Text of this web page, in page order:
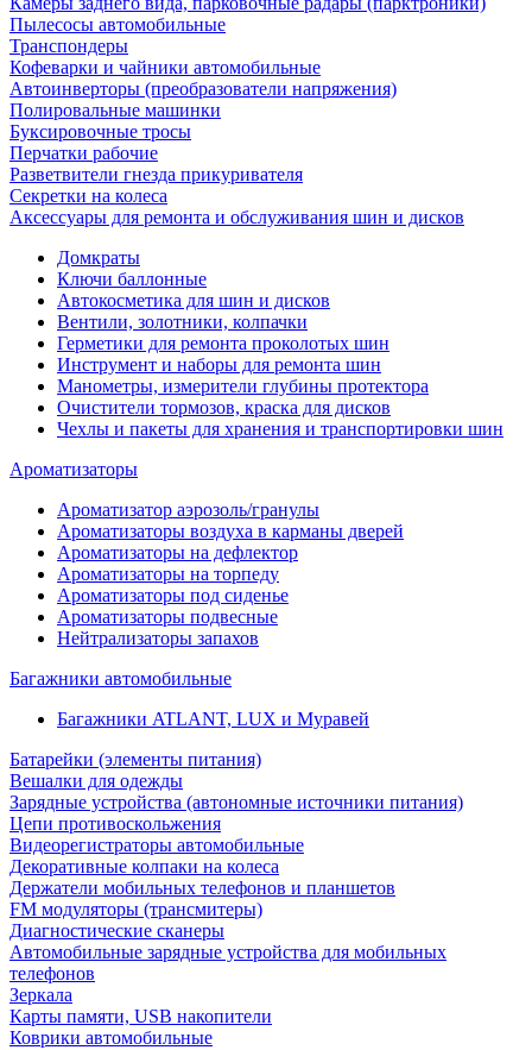
Пылесосы автомобильные
Транспондеры
Кофеварки и чайники автомобильные
Автоинверторы (преобразователи напряжения)
Полировальные машинки
Буксировочные тросы
Перчатки рабочие
Разветвители гнезда прикуривателя
Секретки на колеса
Аксессуары для ремонта и обслуживания ‎шин и дисков
Домкраты
Ключи баллонные
Автокосметика для шин и дисков
Вентили, золотники, колпачки
Герметики для ремонта проколотых шин
Инструмент и наборы для ремонта шин
Манометры, измерители глубины протектора
Очистители тормозов, краска для дисков
Чехлы и пакеты для хранения и транспортировки шин
Ароматизаторы
Ароматизатор аэрозоль/гранулы
Ароматизаторы воздуха в карманы дверей
Ароматизаторы на дефлектор
Ароматизаторы на торпеду
Ароматизаторы под сиденье
Ароматизаторы подвесные
Нейтрализаторы запахов
Багажники автомобильные
Багажники ATLANT, LUX и Муравей
Батарейки (элементы питания)
Вешалки для одежды
Зарядные устройства (автономные источники питания)
Цепи противоскольжения
Видеорегистраторы автомобильные
Декоративные колпаки на колеса
Держатели мобильных телефонов и планшетов
FM модуляторы (трансмитеры)
Диагностические сканеры
Автомобильные зарядные устройства для мобильных
телефонов
Зеркала
Карты памяти, USB накопители
Коврики автомобильные